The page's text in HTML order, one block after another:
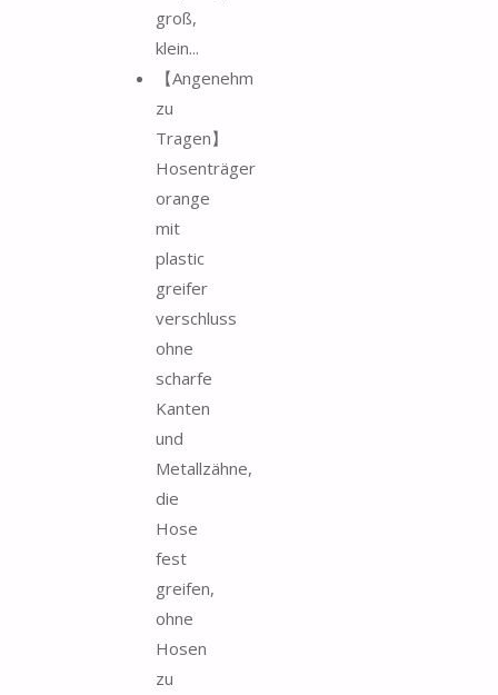
groß,
klein...
【Angenehm
zu
Tragen】
Hosenträger
orange
mit
plastic
greifer
verschluss
ohne
scharfe
Kanten
und
Metallzähne,
die
Hose
fest
greifen,
ohne
Hosen
zu